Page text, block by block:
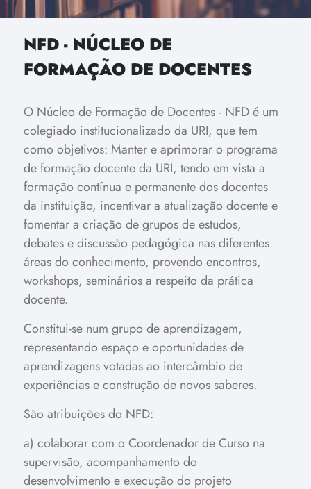
NFD - NÚCLEO DE
FORMAÇÃO DE DOCENTES
O Núcleo de Formação de Docentes - NFD é um
colegiado institucionalizado da URI, que tem
como objetivos: Manter e aprimorar o programa
de formação docente da URI, tendo em vista a
formação contínua e permanente dos docentes
da instituição, incentivar a atualização docente e
fomentar a criação de grupos de estudos,
debates e discussão pedagógica nas diferentes
áreas do conhecimento, provendo encontros,
workshops, seminários a respeito da prática
docente.
Constitui-se num grupo de aprendizagem,
representando espaço e oportunidades de
aprendizagens votadas ao intercâmbio de
experiências e construção de novos saberes.
São atribuições do NFD:
a) colaborar com o Coordenador de Curso na
supervisão, acompanhamento do
desenvolvimento e execução do projeto